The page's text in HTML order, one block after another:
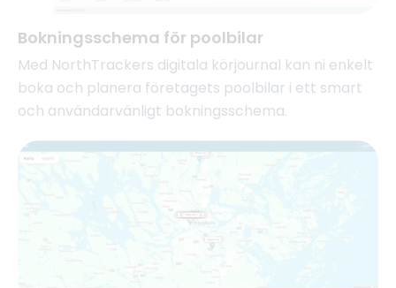
Bokningsschema för poolbilar
Med NorthTrackers digitala körjournal kan ni enkelt
boka och planera företagets poolbilar i ett smart
och användarvänligt bokningsschema.